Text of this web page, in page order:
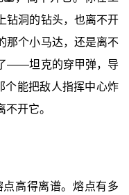
钻洞的钻头，也离不开
那个小马达，还是离不
——坦克的穿甲弹，导
个能把敌人指挥中心炸
开它。
高得离谱。熔点有多